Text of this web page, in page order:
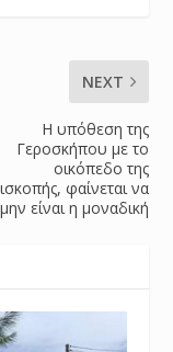
NEXT
Η υπόθεση της
Γεροσκήπου με το
οικόπεδο της
φαίνεται να
μην είναι η μοναδική